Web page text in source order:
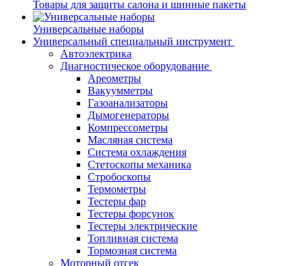
Товары для защиты салона и шинные пакеты
Универсальные наборы
Универсальный специальный инструмент
Автоэлектрика
Диагностическое оборудование
Ареометры
Вакуумметры
Газоанализаторы
Дымогенераторы
Компрессометры
Масляная система
Система охлаждения
Стетоскопы механика
Стробоскопы
Термометры
Тестеры фар
Тестеры форсунок
Тестеры электрические
Топливная система
Тормозная система
Моторный отсек